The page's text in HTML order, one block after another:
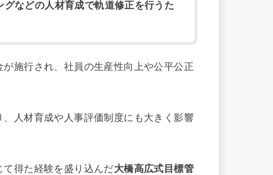
などの人材育成で軌道修正を行うた
施行され、社員の生産性向上や公平公正
人材育成や人事評価制度にも大きく影響
得た経験を盛り込んだ大橋高広式目標管